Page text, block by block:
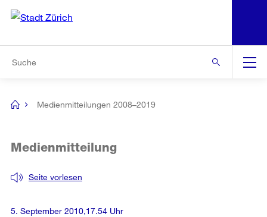
Navigation
[no
Medienmitteilungen 2008–2019
Seite vorlesen
Medienmitteilung
5. September 2010,17.54 Uhr